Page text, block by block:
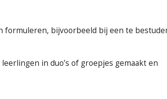
formuleren, bijvoorbeeld bij een te
in duo’s of groepjes gemaakt en